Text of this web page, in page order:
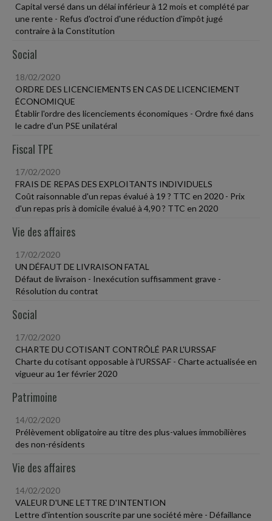
Capital versé dans un délai inférieur à 12 mois et complété par
une rente - Refus d'octroi d'une réduction d'impôt jugé
contraire à la Constitution
Social
18/02/2020
ORDRE DES LICENCIEMENTS EN CAS DE LICENCIEMENT
ÉCONOMIQUE
Établir l'ordre des licenciements économiques - Ordre fixé dans
le cadre d'un PSE unilatéral
Fiscal TPE
17/02/2020
FRAIS DE REPAS DES EXPLOITANTS INDIVIDUELS
Coût raisonnable d'un repas évalué à 19 ? TTC en 2020 - Prix
d'un repas pris à domicile évalué à 4,90 ? TTC en 2020
Vie des affaires
17/02/2020
UN DÉFAUT DE LIVRAISON FATAL
Défaut de livraison - Inexécution suffisamment grave -
Résolution du contrat
Social
17/02/2020
CHARTE DU COTISANT CONTRÔLÉ PAR L'URSSAF
Charte du cotisant opposable à l'URSSAF - Charte actualisée en
vigueur au 1er février 2020
Patrimoine
14/02/2020
Prélèvement obligatoire au titre des plus-values immobilières
des non-résidents
Vie des affaires
14/02/2020
VALEUR D'UNE LETTRE D'INTENTION
Lettre d'intention souscrite par une société mère - Défaillance